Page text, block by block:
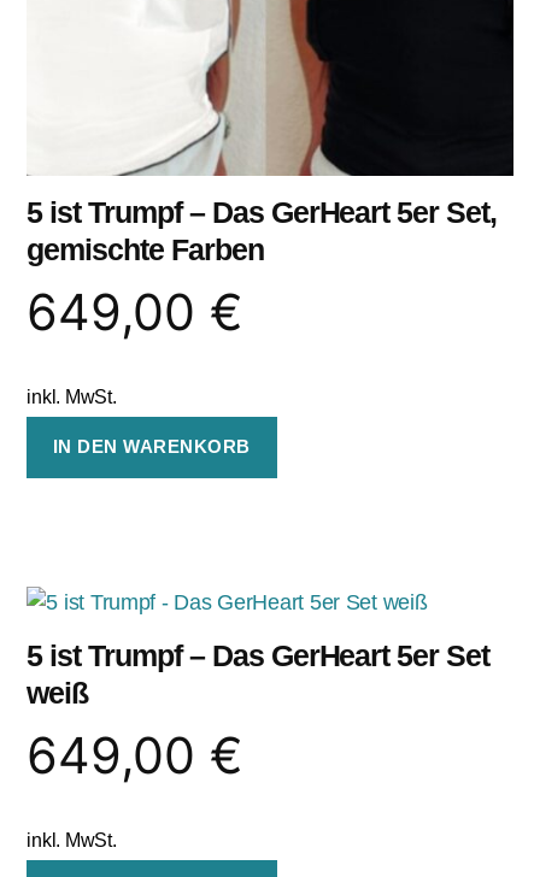
5 ist Trumpf – Das GerHeart 5er Set,
gemischte Farben
649,00 €
inkl. MwSt.
IN DEN WARENKORB
5 ist Trumpf – Das GerHeart 5er Set
weiß
649,00 €
inkl. MwSt.